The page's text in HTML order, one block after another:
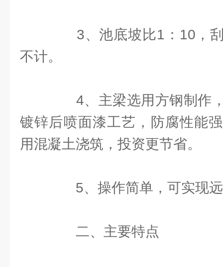
3、池底坡比1：10，刮
不计。
4、主梁选用方钢制作，
镀锌后喷面漆工艺，防腐性能
用混凝土浇筑，投资更节省。
5、操作简单，可实现远
二、主要特点